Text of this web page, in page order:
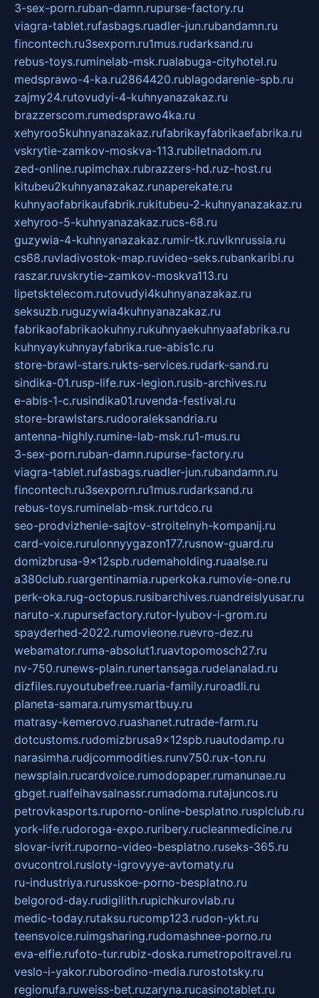
3-sex-porn.ruban-damn.rupurse-factory.ru
viagra-tablet.rufasbags.ruadler-jun.rubandamn.ru
fincontech.ru3sexporn.ru1mus.rudarksand.ru
rebus-toys.ruminelab-msk.rualabuga-cityhotel.ru
medsprawo-4-ka.ru2864420.rublagodarenie-spb.ru
zajmy24.rutovudyi-4-kuhnyanazakaz.ru
brazzerscom.rumedsprawo4ka.ru
xehyroo5kuhnyanazakaz.rufabrikayfabrikaefabrika.ru
vskrytie-zamkov-moskva-113.rubiletnadom.ru
zed-online.rupimchax.rubrazzers-hd.ruz-host.ru
kitubeu2kuhnyanazakaz.runaperekate.ru
kuhnyaofabrikaufabrik.rukitubeu-2-kuhnyanazakaz.ru
xehyroo-5-kuhnyanazakaz.rucs-68.ru
guzywia-4-kuhnyanazakaz.rumir-tk.ruvlknrussia.ru
cs68.ruvladivostok-map.ruvideo-seks.rubankaribi.ru
raszar.ruvskrytie-zamkov-moskva113.ru
lipetsktelecom.rutovudyi4kuhnyanazakaz.ru
seksuzb.ruguzywia4kuhnyanazakaz.ru
fabrikaofabrikaokuhny.rukuhnyaekuhnyaafabrika.ru
kuhnyaykuhnyayfabrika.rue-abis1c.ru
store-brawl-stars.rukts-services.rudark-sand.ru
sindika-01.rusp-life.rux-legion.rusib-archives.ru
e-abis-1-c.rusindika01.ruvenda-festival.ru
store-brawlstars.rudooraleksandria.ru
antenna-highly.rumine-lab-msk.ru1-mus.ru
3-sex-porn.ruban-damn.rupurse-factory.ru
viagra-tablet.rufasbags.ruadler-jun.rubandamn.ru
fincontech.ru3sexporn.ru1mus.rudarksand.ru
rebus-toys.ruminelab-msk.rurtdco.ru
seo-prodvizhenie-sajtov-stroitelnyh-kompanij.ru
card-voice.rurulonnyygazon177.rusnow-guard.ru
domizbrusa-9x12spb.rudemaholding.ruaalse.ru
a380club.ruargentinamia.ruperkoka.rumovie-one.ru
perk-oka.rug-octopus.rusibarchives.ruandreislyusar.ru
naruto-x.rupursefactory.rutor-lyubov-i-grom.ru
spayderhed-2022.rumovieone.ruevro-dez.ru
webamator.ruma-absolut1.ruavtopomosch27.ru
nv-750.runews-plain.runertansaga.rudelanalad.ru
dizfiles.ruyoutubefree.ruaria-family.ruroadli.ru
planeta-samara.rumysmartbuy.ru
matrasy-kemerovo.ruashanet.rutrade-farm.ru
dotcustoms.rudomizbrusa9x12spb.ruautodamp.ru
narasimha.rudjcommodities.runv750.rux-ton.ru
newsplain.rucardvoice.rumodopaper.rumanunae.ru
gbget.rualfeihavsalnassr.rumadoma.rutajuncos.ru
petrovkasports.ruporno-online-besplatno.rusplclub.ru
york-life.rudoroga-expo.ruribery.rucleanmedicine.ru
slovar-ivrit.ruporno-video-besplatno.ruseks-365.ru
ovucontrol.rusloty-igrovyye-avtomaty.ru
ru-industriya.rurusskoe-porno-besplatno.ru
belgorod-day.rudigilith.rupichkurovlab.ru
medic-today.rutaksu.rucomp123.rudon-ykt.ru
teensvoice.ruimgsharing.rudomashnee-porno.ru
eva-elfie.rufoto-tur.rubiz-doska.rumetropoltravel.ru
veslo-i-yakor.ruborodino-media.rurostotsky.ru
regionufa.ruweiss-bet.ruzaryna.rucasinotablet.ru